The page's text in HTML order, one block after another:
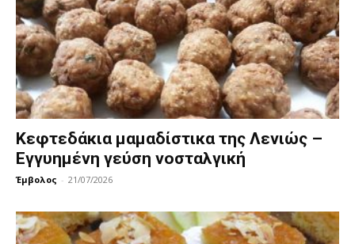
Κεφτεδάκια μαμαδίστικα της Λενιώς –
Εγγυημένη γεύση νοσταλγική
Έμβολος - 21/07/2026